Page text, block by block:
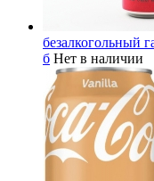
безалкогольный
б Нет в наличии